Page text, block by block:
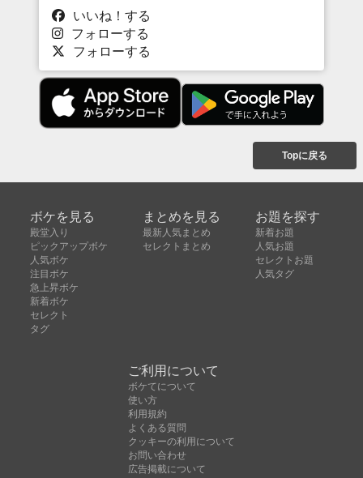
いいね！する
フォローする
フォローする
Topに戻る
ボケを見る
殿堂入り
ピックアップボケ
人気ボケ
注目ボケ
急上昇ボケ
新着ボケ
セレクト
タグ
まとめを見る
最新人気まとめ
セレクトまとめ
お題を探す
新着お題
人気お題
セレクトお題
人気タグ
ご利用について
ボケてについて
使い方
利用規約
よくある質問
クッキーの利用について
お問い合わせ
広告掲載について